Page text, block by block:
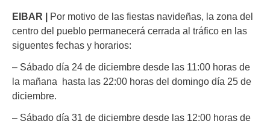
EIBAR | Por motivo de las fiestas navideñas, la zona del
centro del pueblo permanecerá cerrada al tráfico en las
siguentes fechas y horarios:
– Sábado día 24 de diciembre desde las 11:00 horas de
la mañana hasta las 22:00 horas del domingo día 25 de
diciembre.
– Sábado día 31 de diciembre desde las 12:00 horas de